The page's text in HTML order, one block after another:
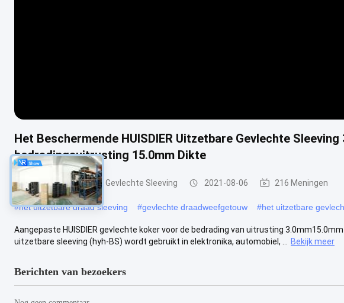
Het Beschermende HUISDIER Uitzetbare Gevlechte Sleeving
bedradingsuitrusting 15.0mm Dikte
HUISDIER Uitzetbare Gevlechte Sleeving 2021-08-06 216 Meningen
#het uitzetbare draad sleeving #gevlechte draadweefgetouw #het uitzetbare
Aangepaste HUISDIER gevlechte koker voor de bedrading van uitrusting
uitzetbare sleeving (hyh-BS) wordt gebruikt in elektronika, automobiel, ...
Bekijk meer
Berichten van bezoekers